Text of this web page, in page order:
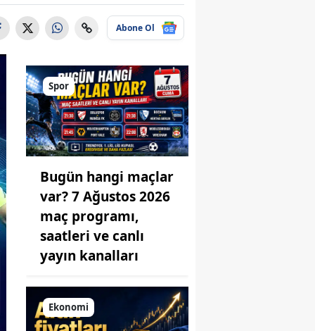
Abone Ol
Spor
Bugün hangi maçlar
var? 7 Ağustos 2026
maç programı,
saatleri ve canlı
yayın kanalları
Ekonomi